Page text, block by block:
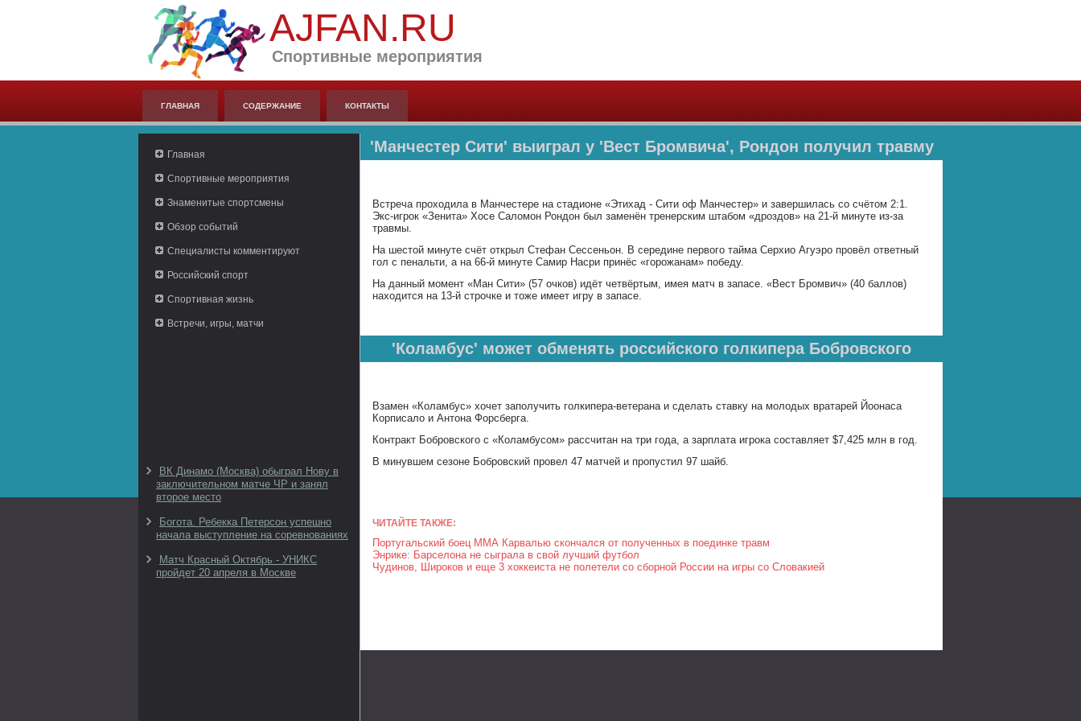
AJFAN.RU
Спортивные мероприятия
ГЛАВНАЯ СОДЕРЖАНИЕ КОНТАКТЫ
Главная
Спортивные мероприятия
Знаменитые спортсмены
Обзор событий
Специалисты комментируют
Российский спорт
Спортивная жизнь
Встречи, игры, матчи
ВК Динамо (Москва) обыграл Нову в
заключительном матче ЧР и занял
второе место
Богота. Ребекка Петерсон успешно
начала выступление на соревнованиях
Матч Красный Октябрь - УНИКС
пройдет 20 апреля в Москве
'Манчестер Сити' выиграл у 'Вест Бромвича', Рондон получил травму
Встреча проходила в Манчестере на стадионе «Этихад - Сити оф Манчестер» и завершилась со счётом 2:1.
Экс-игрок «Зенита» Хосе Саломон Рондон был заменён тренерским штабом «дроздов» на 21-й минуте из-за
травмы.
На шестой минуте счёт открыл Стефан Сессеньон. В середине первого тайма Серхио Агуэро провёл ответный
гол с пенальти, а на 66-й минуте Самир Насри принёс «горожанам» победу.
На данный момент «Ман Сити» (57 очков) идёт четвёртым, имея матч в запасе. «Вест Бромвич» (40 баллов)
находится на 13-й строчке и тоже имеет игру в запасе.
'Коламбус' может обменять российского голкипера Бобровского
Взамен «Коламбус» хочет заполучить голкипера-ветерана и сделать ставку на молодых вратарей Йоонаса
Корписало и Антона Форсберга.
Контракт Бобровского с «Коламбусом» рассчитан на три года, а зарплата игрока составляет $7,425 млн в год.
В минувшем сезоне Бобровский провел 47 матчей и пропустил 97 шайб.
ЧИТАЙТЕ ТАКЖЕ:
Португальский боец ММА Карвалью скончался от полученных в поединке травм
Энрике: Барселона не сыграла в свой лучший футбол
Чудинов, Широков и еще 3 хоккеиста не полетели со сборной России на игры со Словакией